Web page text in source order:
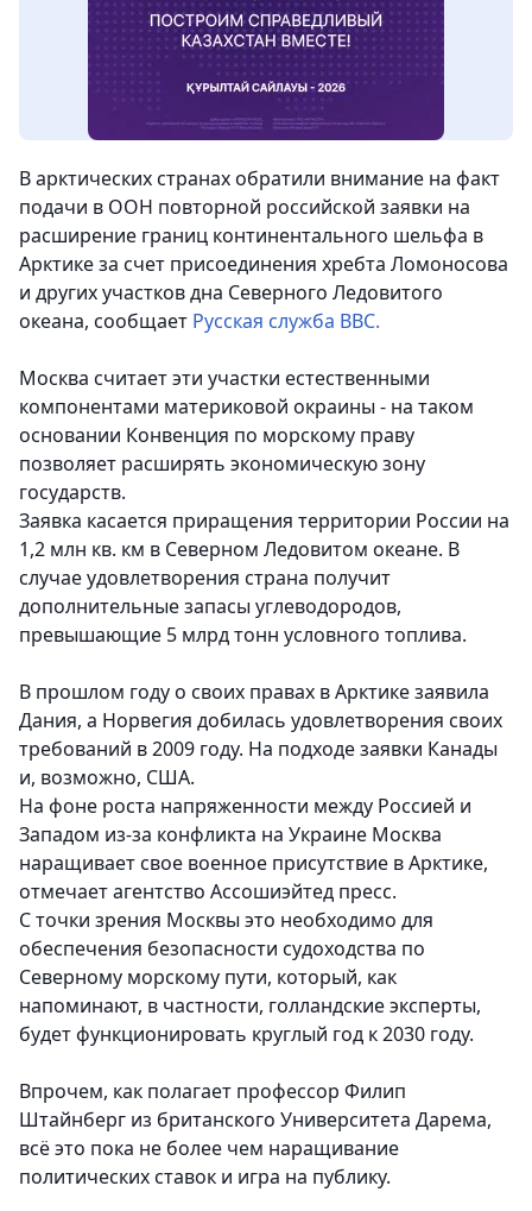
В арктических странах обратили внимание на факт
подачи в ООН повторной российской заявки на
расширение границ континентального шельфа в
Арктике за счет присоединения хребта Ломоносова
и других участков дна Северного Ледовитого
океана, сообщает Русская служба ВВС.
Москва считает эти участки естественными
компонентами материковой окраины - на таком
основании Конвенция по морскому праву
позволяет расширять экономическую зону
государств.
Заявка касается приращения территории России на
1,2 млн кв. км в Северном Ледовитом океане. В
случае удовлетворения страна получит
дополнительные запасы углеводородов,
превышающие 5 млрд тонн условного топлива.
В прошлом году о своих правах в Арктике заявила
Дания, а Норвегия добилась удовлетворения своих
требований в 2009 году. На подходе заявки Канады
и, возможно, США.
На фоне роста напряженности между Россией и
Западом из-за конфликта на Украине Москва
наращивает свое военное присутствие в Арктике,
отмечает агентство Ассошиэйтед пресс.
С точки зрения Москвы это необходимо для
обеспечения безопасности судоходства по
Северному морскому пути, который, как
напоминают, в частности, голландские эксперты,
будет функционировать круглый год к 2030 году.
Впрочем, как полагает профессор Филип
Штайнберг из британского Университета Дарема,
всё это пока не более чем наращивание
политических ставок и игра на публику.